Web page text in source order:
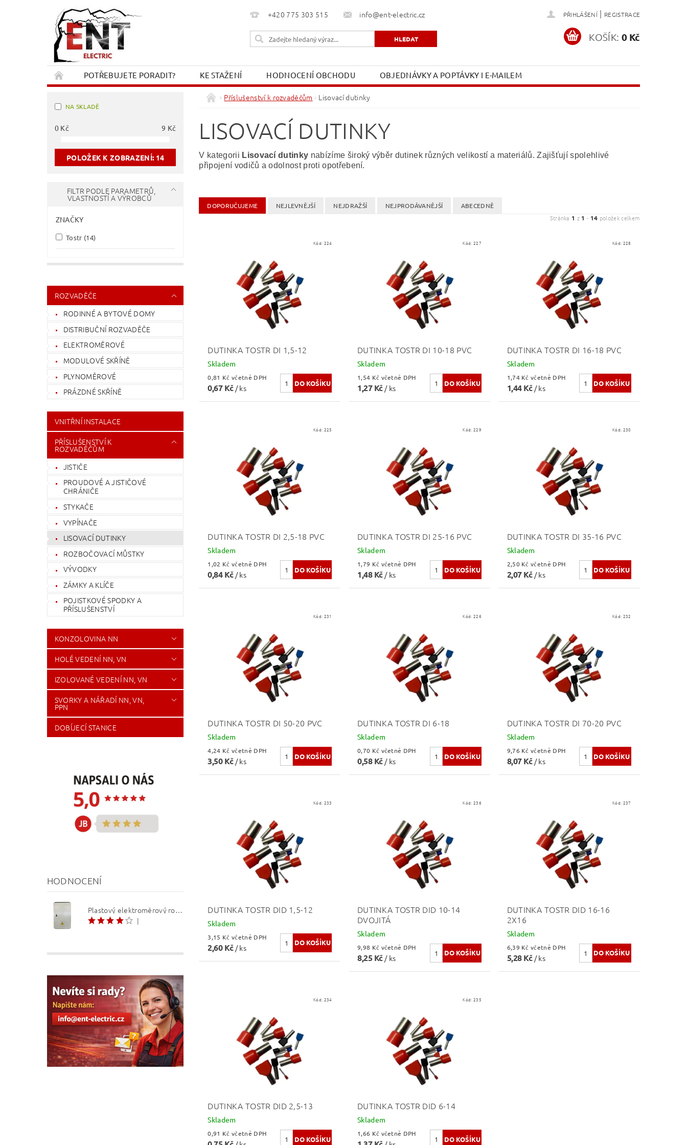
+420 775 303 515 info@ent-electric.cz PŘIHLÁŠENÍ | REGISTRACE
KOŠÍK: 0 Kč
POTŘEBUJETE PORADIT? KE STAŽENÍ HODNOCENÍ OBCHODU
OBJEDNÁVKY A POPTÁVKY I E-MAILEM
OBCHODNÍ PODMÍNKY MOJE OBJEDNÁVKA
NA SKLADĚ
0 Kč 9 Kč
POLOŽEK K ZOBRAZENÍ: 14
FILTR PODLE PARAMETRŮ,
VLASTNOSTÍ A VÝROBCŮ
ZNAČKY
Tostr (14)
ROZVADĚČE
RODINNÉ A BYTOVÉ DOMY
DISTRIBUČNÍ ROZVADĚČE
ELEKTROMĚROVÉ
MODULOVÉ SKŘÍNĚ
PLYNOMĚROVÉ
PRÁZDNÉ SKŘÍNĚ
VNITŘNÍ INSTALACE
PŘÍSLUŠENSTVÍ K
ROZVADĚČŮM
JISTIČE
PROUDOVÉ A JISTIČOVÉ
CHRÁNIČE
STYKAČE
VYPÍNAČE
LISOVACÍ DUTINKY
ROZBOČOVACÍ MŮSTKY
VÝVODKY
ZÁMKY A KLÍČE
POJISTKOVÉ SPODKY A
PŘÍSLUŠENSTVÍ
KONZOLOVINA NN
HOLÉ VEDENÍ NN, VN
IZOLOVANÉ VEDENÍ NN, VN
SVORKY A NÁŘADÍ NN, VN,
PPN
DOBÍJECÍ STANICE
HODNOCENÍ
Plastový elektroměrový rozvaděč ER 212 NVP7P 40A QM (3f 1/2 S) 1bod. (O3/4)
|
Příslušenství k rozvaděčům Lisovací dutinky
LISOVACÍ DUTINKY
V kategorii Lisovací dutinky nabízíme široký výběr dutinek různých velikostí a materiálů. Zajišťují spolehlivé
připojení vodičů a odolnost proti opotřebení.
DOPORUČUJEME NEJLEVNĚJŠÍ NEJDRAŽŠÍ NEJPRODÁVANĚJŠÍ
ABECEDNĚ
Stránka 1 z 1 - 14 položek celkem
Kód: 224
DUTINKA TOSTR DI 1,5-12
Skladem
0,81 Kč včetně DPH
0,67 Kč / ks
Kód:227
DUTINKA TOSTR DI 10-18 PVC
Skladem
1,54 Kč včetně DPH
1,27 Kč / ks
Kód: 228
DUTINKA TOSTR DI 16-18 PVC
Skladem
1,74 Kč včetně DPH
1,44 Kč / ks
Kód: 225
DUTINKA TOSTR DI 2,5-18 PVC
Skladem
1,02 Kč včetně DPH
0,84 Kč / ks
Kód:229
DUTINKA TOSTR DI 25-16 PVC
Skladem
1,79 Kč včetně DPH
1,48 Kč / ks
Kód: 230
DUTINKA TOSTR DI 35-16 PVC
Skladem
2,50 Kč včetně DPH
2,07 Kč / ks
Kód: 231
DUTINKA TOSTR DI 50-20 PVC
Skladem
4,24 Kč včetně DPH
3,50 Kč / ks
Kód:226
DUTINKA TOSTR DI 6-18
Skladem
0,70 Kč včetně DPH
0,58 Kč / ks
Kód: 232
DUTINKA TOSTR DI 70-20 PVC
Skladem
9,76 Kč včetně DPH
8,07 Kč / ks
Kód: 233
DUTINKA TOSTR DID 1,5-12
Skladem
3,15 Kč včetně DPH
2,60 Kč / ks
Kód:236
DUTINKA TOSTR DID 10-14
DVOJITÁ
Skladem
9,98 Kč včetně DPH
8,25 Kč / ks
Kód: 237
DUTINKA TOSTR DID 16-16
2X16
Skladem
6,39 Kč včetně DPH
5,28 Kč / ks
Kód: 234
DUTINKA TOSTR DID 2,5-13
Skladem
0,91 Kč včetně DPH
Kód:235
DUTINKA TOSTR DID 6-14
Skladem
1,66 Kč včetně DPH